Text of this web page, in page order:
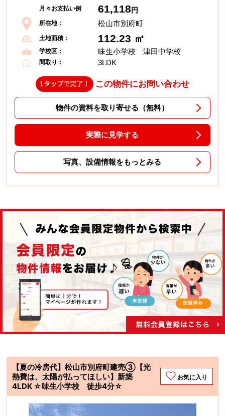
月々お支払い例 61,118 円
所在地： 松山市別府町
土地面積： 112.23 ㎡
学校区： 味生小学校 津田中学校
間取り： 3LDK
この物件にお問い合わせ
物件の資料を取り寄せる（無料）
実際に見学する
写真、設備情報をもっとみる
【夏の冷房代】松山市別府町建売③【光
熱費は、太陽が払ってほしい】新築
4LDK ☆味生小学校 徒歩4分☆
お気に入り